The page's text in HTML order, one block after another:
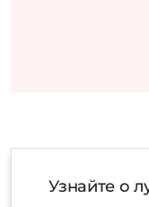
Узнайте о